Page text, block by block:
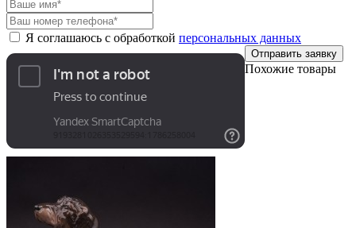
Я соглашаюсь с обработкой персональных данных
Отправить заявку
Похожие товары